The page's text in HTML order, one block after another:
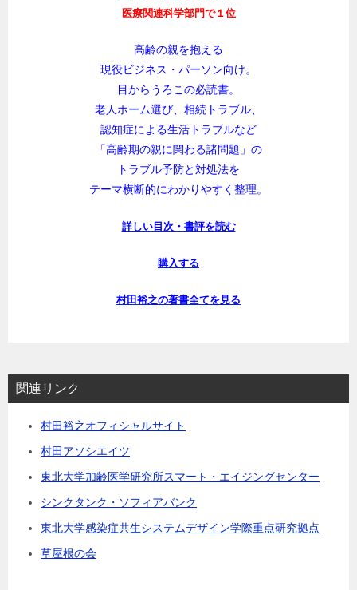
医療関連科学部門で１位
高齢の親を抱える
現役ビジネス・パーソン向け。
目からうろこの必読書。
老人ホーム選び、相続トラブル、
認知症による生活トラブルなど
「高齢期の親に関わる諸問題」の
トラブル予防と対処法を
テーマ横断的にわかりやすく整理。
詳しい目次・書評を読む
購入する
村田裕之の著書全てを見る
関連リンク
村田裕之オフィシャルサイト
村田アソシエイツ
東北大学加齢医学研究所スマート・エイジングセンター
シンクタンク・ソフィアバンク
東北大学感染症共生システムデザイン学際重点研究拠点
草屋根の会